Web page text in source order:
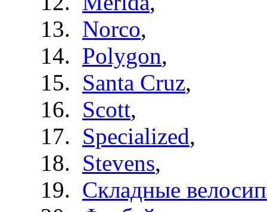
Norco,
Polygon,
Santa Cruz,
Scott,
Specialized,
Stevens,
Складные